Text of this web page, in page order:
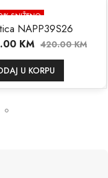
% SNIŽENO
NAPP39S26
KM 420.00KM
U KORPU